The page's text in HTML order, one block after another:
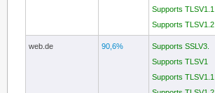
Supports TLSV1.1
Supports TLSV1.2
web.de 90,6%
Supports SSLV3.
Supports TLSV1
Supports TLSV1.1